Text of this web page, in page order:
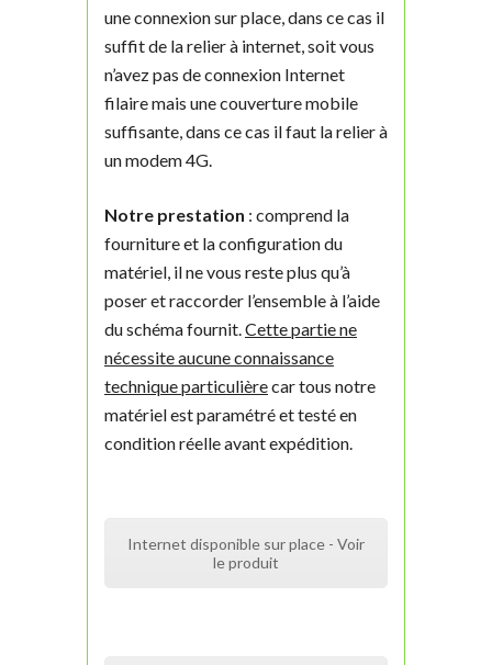
une connexion sur place, dans ce cas il
suffit de la relier à internet, soit vous
n’avez pas de connexion Internet
filaire mais une couverture mobile
suffisante, dans ce cas il faut la relier à
un modem 4G.
Notre prestation : comprend la
fourniture et la configuration du
matériel, il ne vous reste plus qu’à
poser et raccorder l’ensemble à l’aide
du schéma fournit. Cette partie ne
nécessite aucune connaissance
technique particulièrecar tous notre
matériel est paramétré et testé en
condition réelle avant expédition.
Internet disponible sur place - Voir
le produit